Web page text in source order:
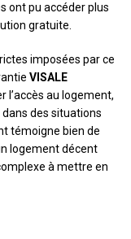
ont pu accéder plus
gratuite.
imposées par ce
VISALE
l’accès au logement,
des situations
témoigne bien de
logement décent
à mettre en